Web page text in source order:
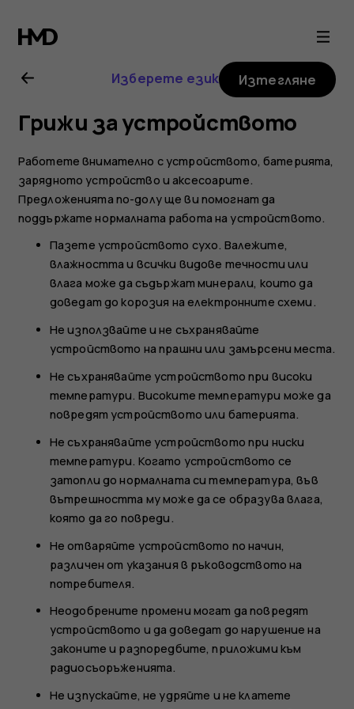
Ръководство
на
потребителя
за
Nokia
2.1
Изберете език Изтегляне
Грижи за устройството
Работете внимателно с устройството, батерията,
зарядното устройство и аксесоарите.
Предложенията по-долу ще ви помогнат да
поддържате нормалната работа на устройството.
Пазете устройството сухо. Валежите,
влажността и всички видове течности или
влага може да съдържат минерали, които да
доведат до корозия на електронните схеми.
Не използвайте и не съхранявайте
устройството на прашни или замърсени места.
Не съхранявайте устройството при високи
температури. Високите температури може да
повредят устройството или батерията.
Не съхранявайте устройството при ниски
температури. Когато устройството се
затопли до нормалната си температура, във
вътрешността му може да се образува влага,
която да го повреди.
Не отваряйте устройството по начин,
различен от указания в ръководството на
потребителя.
Неодобрените промени могат да повредят
устройството и да доведат до нарушение на
законите и разпоредбите, приложими към
радиосъоръженията.
Не изпускайте, не удряйте и не клатете